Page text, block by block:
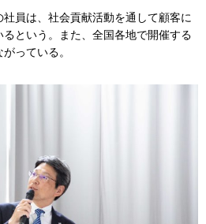
員は、社会貢献活動を通して顧客に
という。また、全国各地で開催する
っている。